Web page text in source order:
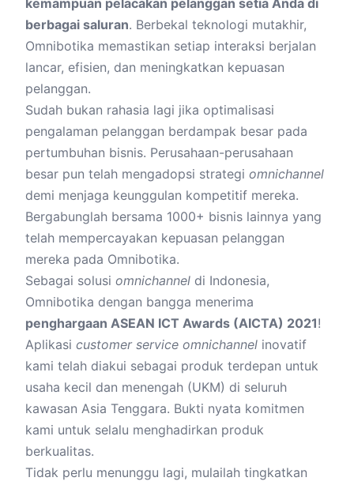
kemampuan pelacakan pelanggan setia Anda di
berbagai saluran. Berbekal teknologi mutakhir,
Omnibotika memastikan setiap interaksi berjalan
lancar, efisien, dan meningkatkan kepuasan
pelanggan.
Sudah bukan rahasia lagi jika optimalisasi
pengalaman pelanggan berdampak besar pada
pertumbuhan bisnis. Perusahaan-perusahaan
besar pun telah mengadopsi strategi omnichannel
demi menjaga keunggulan kompetitif mereka.
Bergabunglah bersama 1000+ bisnis lainnya yang
telah mempercayakan kepuasan pelanggan
mereka pada Omnibotika.
Sebagai solusi omnichannel di Indonesia,
Omnibotika dengan bangga menerima
penghargaan ASEAN ICT Awards (AICTA) 2021!
Aplikasi customer service omnichannel inovatif
kami telah diakui sebagai produk terdepan untuk
usaha kecil dan menengah (UKM) di seluruh
kawasan Asia Tenggara. Bukti nyata komitmen
kami untuk selalu menghadirkan produk
berkualitas.
Tidak perlu menunggu lagi, mulailah tingkatkan